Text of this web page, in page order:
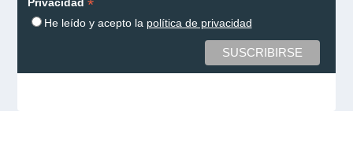
*
He leído y acepto la política de privacidad